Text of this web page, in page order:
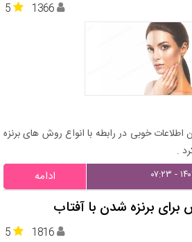
5 1366
اطلاعات خوبی در رابطه با انواع روش های برنزه
.
ادامه
برای برنزه شدن با آفتاب
5 1816